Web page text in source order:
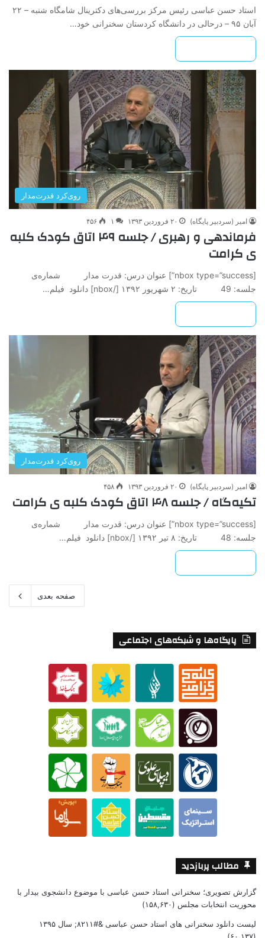
استاد حسن عباسی رئیس مرکز بررسی‌های دکترینال شامگاه شنبه – ۲۲
آبان ۹۵ – درحالی در دانشگاه کردستان سخنرانی خود…
روی‌کرد قدرت‌مدار
امیر (سردبیر پایگاه) ۲۰ فروردین ۱۳۹۳ ۱ ۴۵۶
فرماندهی و رهبری / جلسه ۴۹ اتاق کودک کلبه
ی کرامت
[nbox type=”success”] عنوان درس: قدرت مدار شماره‌ی
جلسه: 49 تاريخ: ۲ شهریور ۱۳۹۲ ‌[/nbox] دانلود فیلم…
روی‌کرد قدرت‌مدار
امیر (سردبیر پایگاه) ۲۰ فروردین ۱۳۹۳ ۴۵۸
تکیه‌گاه / جلسه ۴۸ اتاق کودک کلبه ی کرامت
[nbox type=”success”] عنوان درس: قدرت مدار شماره‌ی
جلسه: 48 تاريخ: ۸ تير ۱۳۹۲ ‌[/nbox] دانلود فیلم…
صفحه بعدی
پایگاه‌ها و شبکه‌های اجتماعی
مطالب پربازدید
گزارش تصویری؛ سخنرانی استاد حسن عباسی با موضوع دانشجوی بیدار با
محوریت انتخابات مجلس (۱۵۸,۶۳۰)
لیست دانلود سخنرانی های استاد حسن عباسی &#۸۲۱۱; سال ۱۳۹۵
(۶۰,۱۳۷)